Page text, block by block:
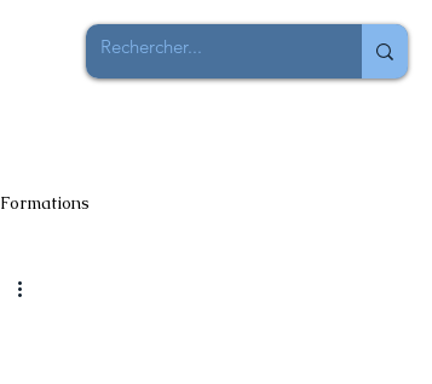
Formations